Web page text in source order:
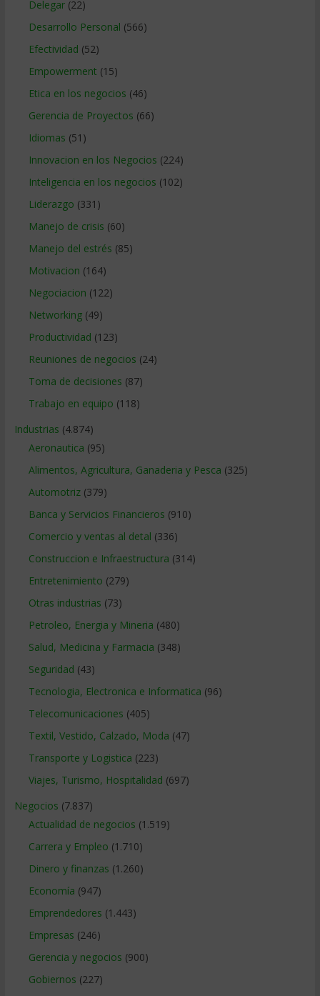
Delegar(22)
Desarrollo Personal (566)
Efectividad (52)
Empowerment (15)
Etica en los negocios (46)
Gerencia de Proyectos (66)
Idiomas (51)
Innovacion en los Negocios (224)
Inteligencia en los negocios (102)
Liderazgo (331)
Manejo de crisis (60)
Manejo del estrés (85)
Motivacion (164)
Negociacion (122)
Networking(49)
Productividad (123)
Reuniones de negocios (24)
Toma de decisiones (87)
Trabajo en equipo (118)
Industrias (4.874)
Aeronautica (95)
Alimentos, Agricultura, Ganaderia y Pesca (325)
Automotriz(379)
Banca y Servicios Financieros (910)
Comercio y ventas al detal (336)
Construccion e Infraestructura (314)
Entretenimiento (279)
Otras industrias (73)
Petroleo, Energia y Mineria (480)
Salud, Medicina y Farmacia (348)
Seguridad (43)
Tecnologia, Electronica e Informatica (96)
Telecomunicaciones (405)
Textil, Vestido, Calzado, Moda (47)
Transporte y Logistica (223)
Viajes, Turismo, Hospitalidad (697)
Negocios (7.837)
Actualidad de negocios (1.519)
Carrera y Empleo (1.710)
Dinero y finanzas (1.260)
Economía (947)
Emprendedores (1.443)
Empresas (246)
Gerencia y negocios (900)
Gobiernos (227)